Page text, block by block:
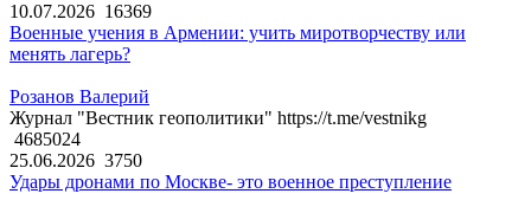
10.07.2026 16369
Военные учения в Армении: учить миротворчеству или
менять лагерь?
Розанов Валерий
Журнал "Вестник геополитики" https://t.me/vestnikg
4685024
25.06.2026 3750
Удары дронами по Москве- это военное преступление